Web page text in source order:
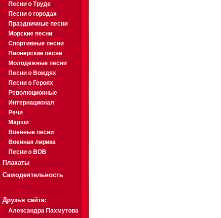
Песни о Труде
Песни о городах
Праздничные песни
Морские песни
Спортивные песни
Пионерские песни
Молодежные песни
Песни о Вождях
Песни о Героях
Революционные
Интернационал
Речи
Марши
Военные песни
Военная лирика
Песни о ВОВ
Плакаты
Самодеятельность
Друзья сайта:
Александра Пахмутова